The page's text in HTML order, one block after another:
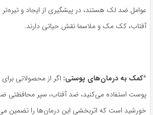
عوامل ضد لک هستند، در پیشگیری از ایجاد و
آفتاب، کک مک و ملاسما نقش حیاتی دارند.
*کمک به درمان‌های پوستی: اگر از محصولاتی
پوست استفاده می‌کنید، ضد آفتاب، سپر محافظتی
خورشید است که اثربخشی این درمان‌ها را تضمین